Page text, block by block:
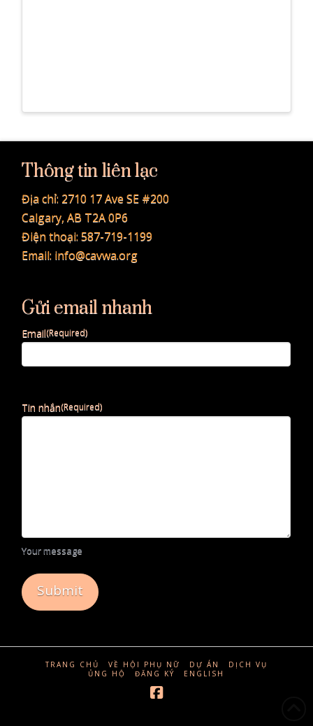
Thông tin liên lạc
Địa chỉ: 2710 17 Ave SE #200
Calgary, AB T2A 0P6
Điện thoại: 587-719-1199
Email: info@cavwa.org
Gửi email nhanh
Email(Required)
Tin nhắn(Required)
Your message
TRANG CHỦ VỀ HỘI PHỤ NỮ DỰ ÁN
DỊCH VỤ
ỦNG HỘ
ĐĂNG KÝ ENGLISH